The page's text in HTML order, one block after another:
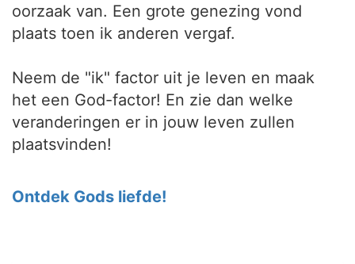
oorzaak van. Een grote genezing vond
plaats toen ik anderen vergaf.
Neem de "ik" factor uit je leven en maak
het een God-factor! En zie dan welke
veranderingen er in jouw leven zullen
plaatsvinden!
Ontdek Gods liefde!